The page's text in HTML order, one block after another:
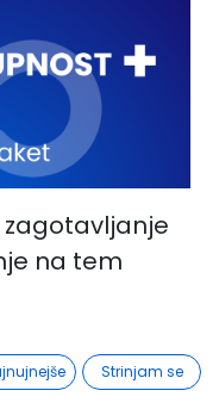
na tem
Strinjam se